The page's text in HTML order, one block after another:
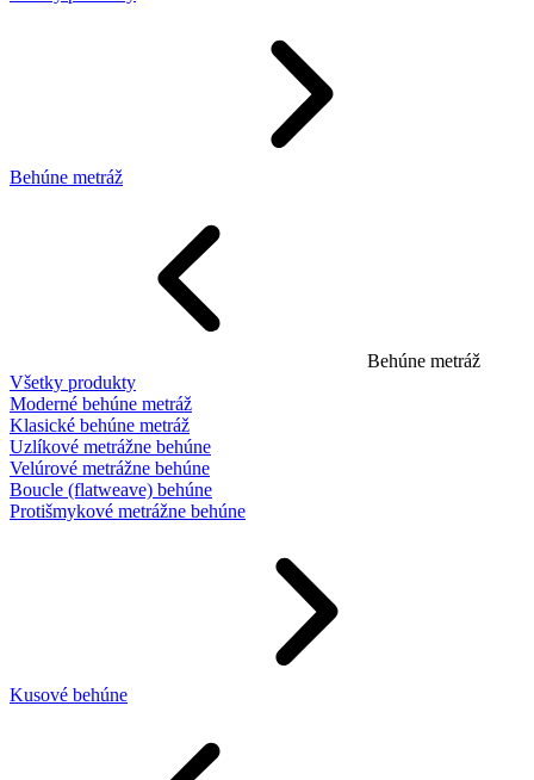
Behúne metráž
Behúne metráž
Všetky produkty
Moderné behúne metráž
Klasické behúne metráž
Uzlíkové metrážne behúne
Velúrové metrážne behúne
Boucle (flatweave) behúne
Protišmykové metrážne behúne
Kusové behúne